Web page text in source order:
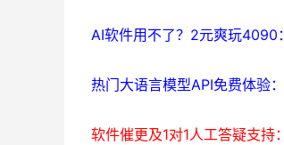
AI软件用不了？2元爽玩4090：
热门大语言模型API免费体验：
软件催更及1对1人工答疑支持：